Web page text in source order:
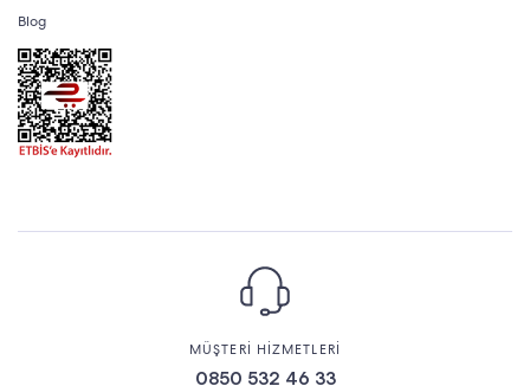
Blog
MÜŞTERİ HİZMETLERİ
0850 532 46 33